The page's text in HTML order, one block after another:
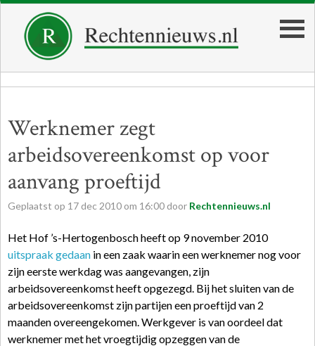
Werknemer zegt
arbeidsovereenkomst op voor
aanvang proeftijd
Geplaatst op 17 dec 2010 om 16:00 door Rechtennieuws.nl
Het Hof ’s-Hertogenbosch heeft op 9 november 2010
uitspraak gedaan in een zaak waarin een werknemer nog voor
zijn eerste werkdag was aangevangen, zijn
arbeidsovereenkomst heeft opgezegd. Bij het sluiten van de
arbeidsovereenkomst zijn partijen een proeftijd van 2
maanden overeengekomen. Werkgever is van oordeel dat
werknemer met het vroegtijdig opzeggen van de